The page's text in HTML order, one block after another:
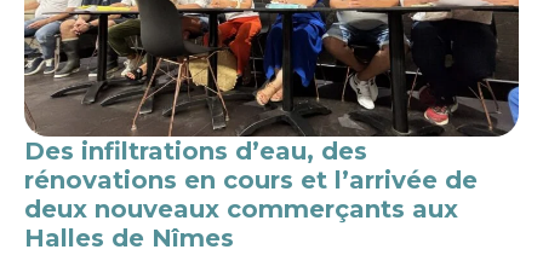
Des infiltrations d’eau, des
rénovations en cours et l’arrivée de
deux nouveaux commerçants aux
Halles de Nîmes